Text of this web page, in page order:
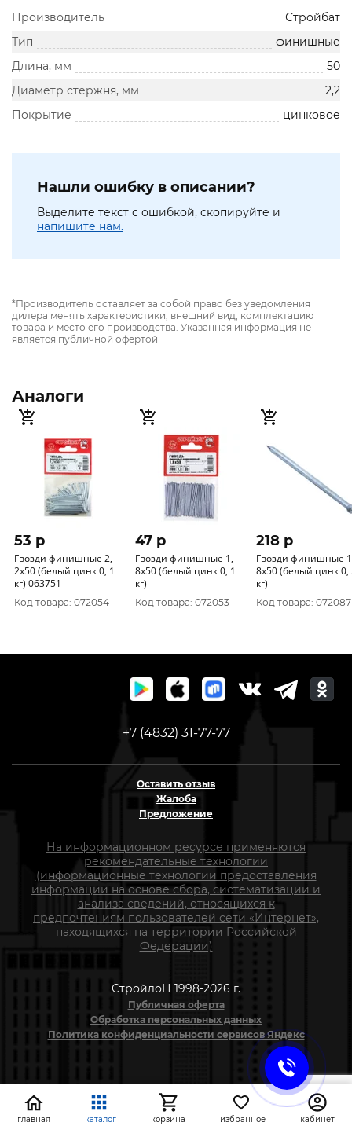
Производитель
Стройбат
Тип
финишные
Длина, мм
50
Диаметр стержня, мм
2,2
Покрытие
цинковое
Нашли ошибку в описании?
Выделите текст с ошибкой, скопируйте и
напишите нам.
*Производитель оставляет за собой право без уведомления
дилера менять характеристики, внешний вид, комплектацию
товара и место его производства. Указанная информация не
является публичной офертой
Аналоги
53 p
Гвозди финишные 2,
2x50 (белый цинк 0, 1
кг) 063751
Код товара: 072054
47 p
Гвозди финишные 1,
8x50 (белый цинк 0, 1
кг)
Код товара: 072053
218 p
Гвозди финишные
8x50 (белый цинк 0,
кг)
Код товара: 072087
+7 (4832) 31-77-77
Оставить отзыв
Жалоба
Предложение
На информационном ресурсе применяются
рекомендательные технологии
(информационные технологии предоставления
информации на основе сбора, систематизации и
анализа сведений, относящихся к
предпочтениям пользователей сети «Интернет»,
находящихся на территории Российской
Федерации)
СтройлоН 1998-2026 г.
Публичная оферта
Обработка персональных данных
Политика конфиденциальности сервисов Яндекс
главная каталог корзина избранное кабинет